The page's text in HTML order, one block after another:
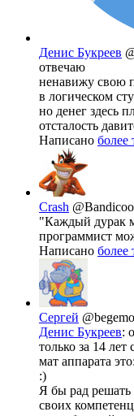
Денис Букреев
отвечаю
ненавижу свою
в логическом
но денег здесь
отсталость
Написано более
Crash
"Каждый дурак
программист
Написано более
Сергей
Денис Букреев:
только за 14
мат аппарата
:)
Я бы рад решать
своих